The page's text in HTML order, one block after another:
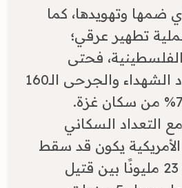
ضمها وتهويدها، كما
تطهير عرقي؛
فحتى
اللحظة تجاوز عدد الشهداء والجرحى الـ160
التعداد السكاني
الأمريكية يكون قد سقط
خلال نفس المدة 23 مليونًا بين قتيل